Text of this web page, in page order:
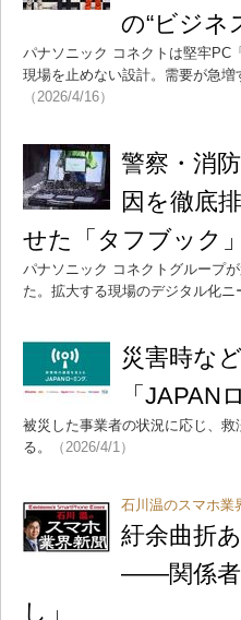
の“ビジネ
パナソニック コネクトは堅牢PC
現場を止めない設計。需要が急
（2026/4/16）
警察・消
因を徹底
せた「タフブック
パナソニック コネクトグループ
た。拡大する現場のデジタル化ニ
災害時な
「JAPAN
被災した事業者の状況に応じ、
る。
（2026/4/1）
石川温のスマホ業
紆余曲折
――関係者
し」